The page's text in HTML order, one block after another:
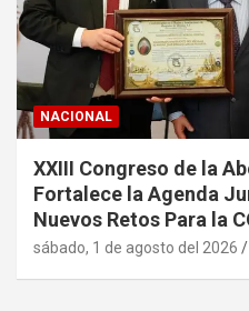
NACIONAL
XXIII Congreso de la
Fortalece la Agenda
Nuevos Retos Para la
sábado, 1 de agosto del 2026